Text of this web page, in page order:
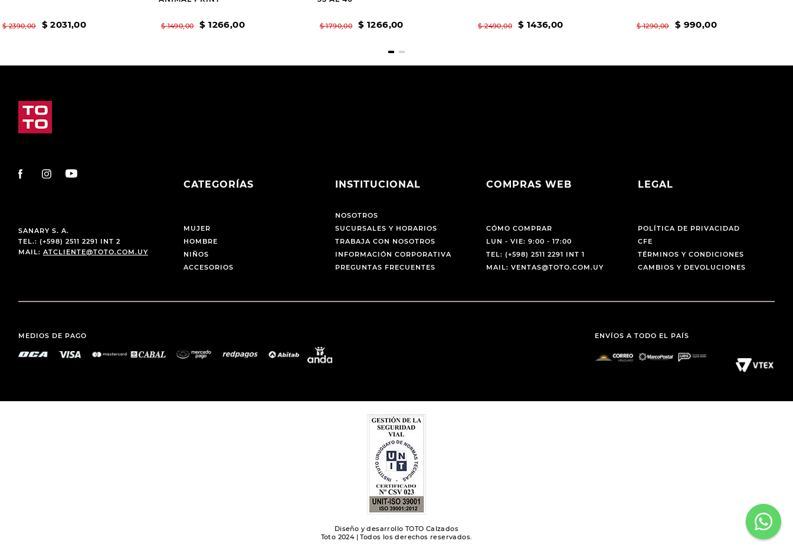
$ 2390,00 $ 2031,00 $ 1490,00 $ 1266,00 $ 1790,00 $ 1266,00 $ 2490,00 $ 1436,00 $ 1290,00 $ 990,00
SANARY S. A.
TEL.: (+598) 2511 2291 INT 2
MAIL: ATCLIENTE@TOTO.COM.UY
CATEGORÍAS
MUJER
HOMBRE
NIÑOS
ACCESORIOS
INSTITUCIONAL
NOSOTROS
SUCURSALES Y HORARIOS
TRABAJA CON NOSOTROS
INFORMACIÓN CORPORATIVA
PREGUNTAS FRECUENTES
COMPRAS WEB
CÓMO COMPRAR
LUN - VIE: 9:00 - 17:00
TEL: (+598) 2511 2291 INT 1
MAIL: VENTAS@TOTO.COM.UY
LEGAL
POLÍTICA DE PRIVACIDAD
CFE
TÉRMINOS Y CONDICIONES
CAMBIOS Y DEVOLUCIONES
MEDIOS DE PAGO ENVÍOS A TODO EL PAÍS
Diseño y desarrollo TOTO Calzados
Toto 2024 | Todos los derechos reservados.